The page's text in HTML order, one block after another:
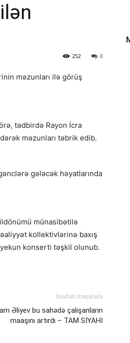
0
252
məzunları ilə görüş
tədbirdə Rayon İcra
məzunları təbrik edib.
gələcək həyatlarında
münasibətilə
kollektivlərinə baxış
konserti təşkil olunub.
Növbəti məqalədə
Əliyev bu sahədə çalışanların
maaşını artırdı – TAM SİYAHI